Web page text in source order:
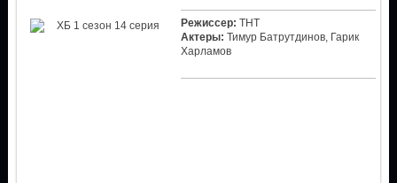
Режиссер: ТНТ
Актеры: Тимур Батрутдинов, Гарик
Харламов